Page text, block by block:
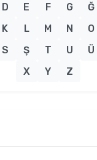
D E F G Ğ
K L M N O
S Ş T U Ü
X
Y Z